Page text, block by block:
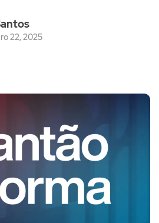
22, 2025